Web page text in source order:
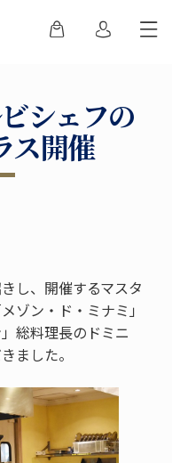
シェフの
ス開催
し、開催するマスタ
ゾン・ド・ミナミ」
総料理長のドミニ
ました。